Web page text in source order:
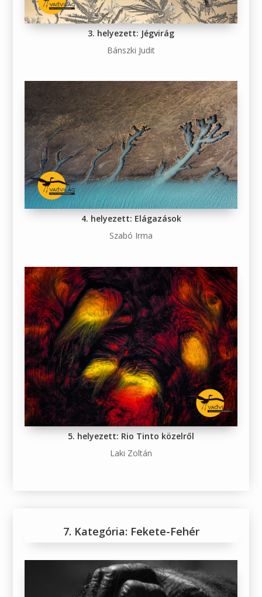
3. helyezett: Jégvirág
Bánszki Judit
4. helyezett: Elágazások
Szabó Irma
5. helyezett: Rio Tinto közelről
Laki Zoltán
7. Kategória: Fekete-Fehér